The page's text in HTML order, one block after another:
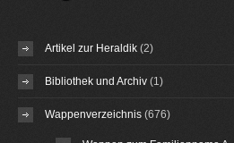
Artikel zur Heraldik (2)
Bibliothek und Archiv (1)
Wappenverzeichnis (676)